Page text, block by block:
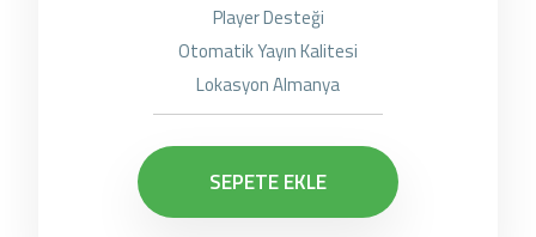
Player Desteği
Otomatik Yayın Kalitesi
Lokasyon Almanya
SEPETE EKLE